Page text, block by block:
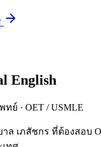
English
ย์ · OET / USMLE
ล เภสัชกร ที่ต้องสอบ